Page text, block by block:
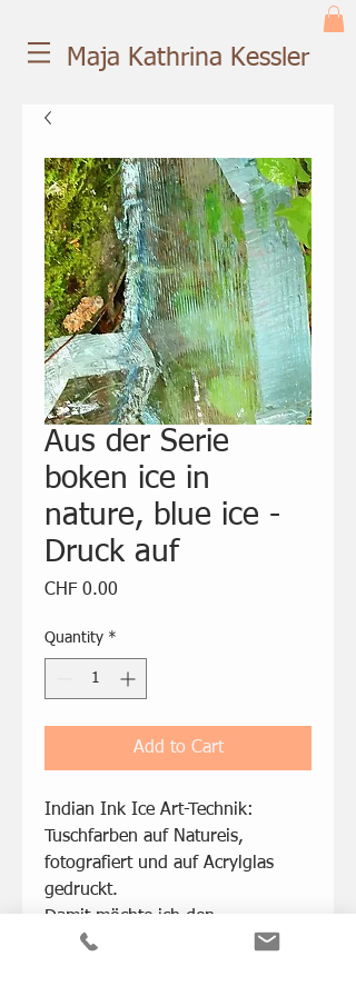
Maja Kathrina Kessler
Aus der Serie
boken ice in
nature, blue ice -
Druck auf
CHF 0.00
Quantity *
Add to Cart
Indian Ink Ice Art-Technik:
Tuschfarben auf Natureis,
fotografiert und auf Acrylglas
gedruckt.
Damit möchte ich den
Schmelzprozess von Natureis